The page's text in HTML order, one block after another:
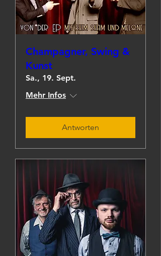
Champagner, Swing &
Kunst
Sa., 19. Sept.
Mehr Infos
Antworten